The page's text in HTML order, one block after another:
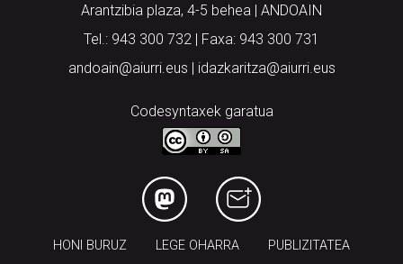
Arantzibia plaza, 4-5 behea | ANDOAIN
Tel.: 943 300 732 | Faxa: 943 300 731
andoain@aiurri.eus | idazkaritza@aiurri.eus
Codesyntaxek garatua
HONI BURUZ LEGE OHARRA PUBLIZITATEA